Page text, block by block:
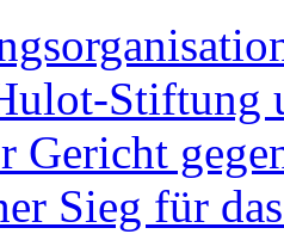
Stiftung
Gericht
Sieg für